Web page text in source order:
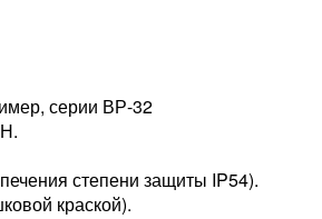
серии ВР-32
степени защиты IP54).
краской).